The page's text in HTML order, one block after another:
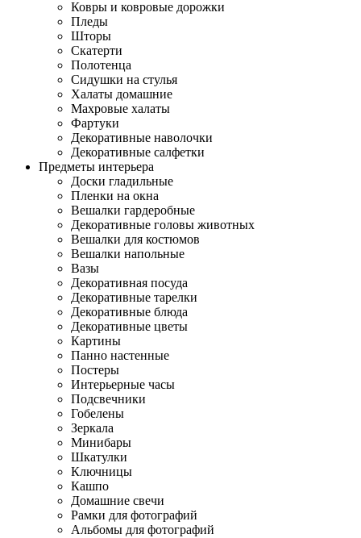
Ковры и ковровые дорожки
Пледы
Шторы
Скатерти
Полотенца
Сидушки на стулья
Халаты домашние
Махровые халаты
Фартуки
Декоративные наволочки
Декоративные салфетки
Предметы интерьера
Доски гладильные
Пленки на окна
Вешалки гардеробные
Декоративные головы животных
Вешалки для костюмов
Вешалки напольные
Вазы
Декоративная посуда
Декоративные тарелки
Декоративные блюда
Декоративные цветы
Картины
Панно настенные
Постеры
Интерьерные часы
Подсвечники
Гобелены
Зеркала
Минибары
Шкатулки
Ключницы
Кашпо
Домашние свечи
Рамки для фотографий
Альбомы для фотографий